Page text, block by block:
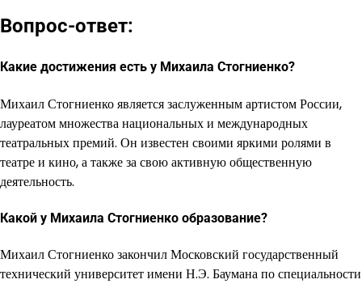
Вопрос-ответ:
Какие достижения есть у Михаила Стогниенко?
Михаил Стогниенко является заслуженным артистом России,
лауреатом множества национальных и международных
театральных премий. Он известен своими яркими ролями в
театре и кино, а также за свою активную общественную
деятельность.
Какой у Михаила Стогниенко образование?
Михаил Стогниенко закончил Московский государственный
технический университет имени Н.Э. Баумана по специальности